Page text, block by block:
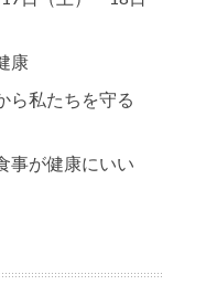
康
ら私たちを守る
事が健康にいい